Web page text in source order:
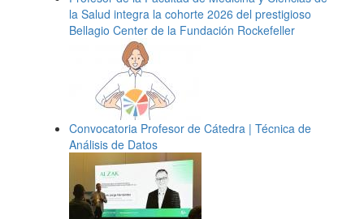
la Salud integra la cohorte 2026 del prestigioso
Bellagio Center de la Fundación Rockefeller
Convocatoria Profesor de Cátedra | Técnica de
Análisis de Datos